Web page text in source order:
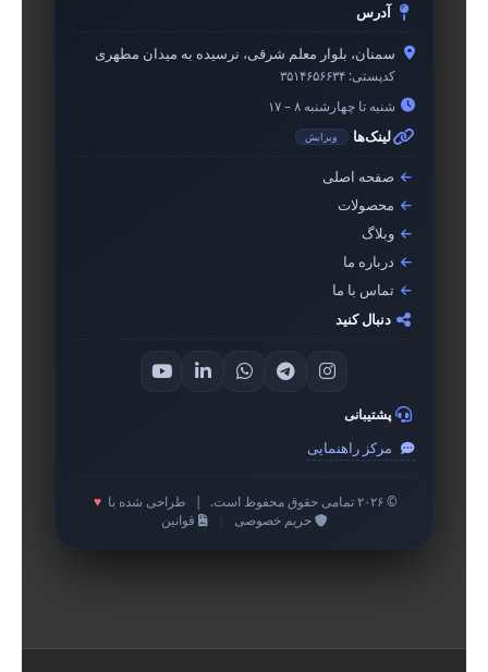
آدرس
سمنان، بلوار معلم شرقی، نرسیده به میدان مطهری
کدپستی: ۳۵۱۴۶۵۶۶۳۴
شنبه تا چهارشنبه ۸ – ۱۷
لینک‌ها ویرایش
صفحه اصلی
محصولات
وبلاگ
درباره ما
تماس با ما
دنبال کنید
پشتیبانی
مرکز راهنمایی
© ۲۰۲۶ تمامی حقوق محفوظ است. طراحی شده با ♥
حریم خصوصی
قوانین